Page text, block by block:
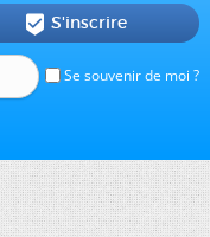
Se souvenir de moi ?
 S'inscrire